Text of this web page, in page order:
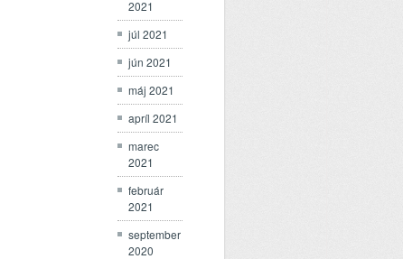
2021
júl 2021
jún 2021
máj 2021
apríl 2021
marec
2021
február
2021
september
2020